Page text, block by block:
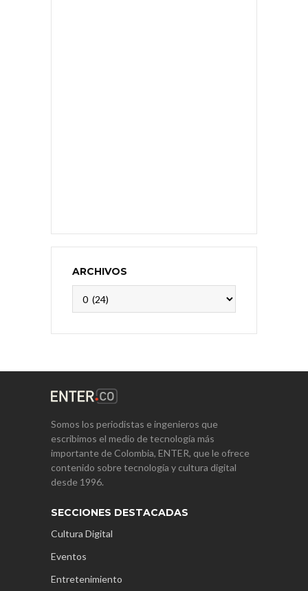
ARCHIVOS
Somos los periodistas e ingenieros que
escribimos el medio de tecnología más
importante de Colombia, ENTER, que le ofrece
contenido sobre tecnología y cultura digital
desde 1996.
SECCIONES DESTACADAS
Cultura Digital
Eventos
Entretenimiento